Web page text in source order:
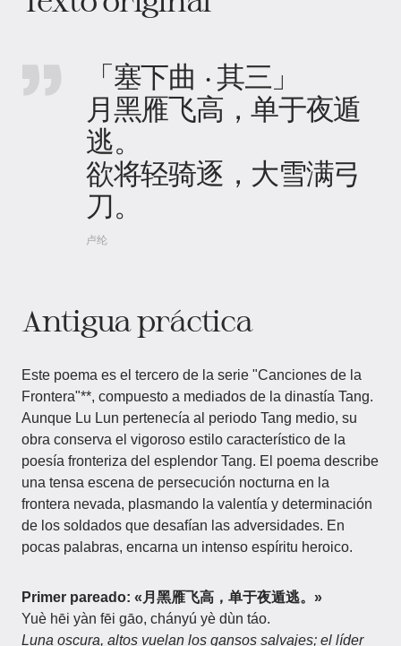
「塞下曲 · 其三」
月黑雁飞高，单于夜遁
逃。
欲将轻骑逐，大雪满弓
刀。
卢纶
Antigua práctica
Este poema es el tercero de la serie "Canciones de la
Frontera"**, compuesto a mediados de la dinastía Tang.
Aunque Lu Lun pertenecía al periodo Tang medio, su
obra conserva el vigoroso estilo característico de la
poesía fronteriza del esplendor Tang. El poema describe
una tensa escena de persecución nocturna en la
frontera nevada, plasmando la valentía y determinación
de los soldados que desafían las adversidades. En
pocas palabras, encarna un intenso espíritu heroico.
Primer pareado: «月黑雁飞高，单于夜遁逃。»
Yuè hēi yàn fēi gāo, chányú yè dùn táo.
Luna oscura, altos vuelan los gansos salvajes; el líder